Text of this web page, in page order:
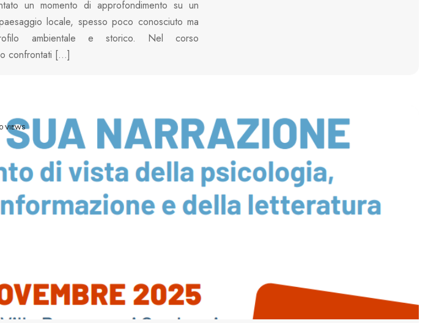
un momento di approfondimento su un
locale, spesso poco conosciuto ma
ambientale e storico. Nel corso
confrontati […]
VIEWS